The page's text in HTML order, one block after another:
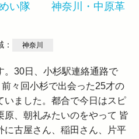
めい隊 神奈川・中原革
： 神奈川
30日、小杉駅連絡通路で
々回小杉で出会った25才の
いました。都合で今日はスピ
原、朝礼みたいのをやって 皆
に古屋さん、稲田さん、片平